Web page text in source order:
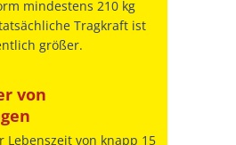
mindestens 210 kg
Tragkraft ist
größer.
von
Lebenszeit von knapp 15